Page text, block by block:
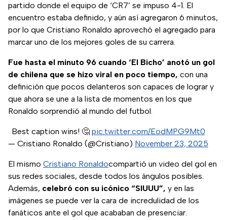
partido donde el equipo de ‘CR7’ se impuso 4-1. El
encuentro estaba definido, y aún así agregaron 6 minutos,
por lo que Cristiano Ronaldo aprovechó el agregado para
marcar uno de los mejores goles de su carrera.
Fue hasta el minuto 96 cuando ‘El Bicho’ anotó un gol
de chilena que se hizo viral en poco tiempo, con una
definición que pocos delanteros son capaces de lograr y
que ahora se une a la lista de momentos en los que
Ronaldo sorprendió al mundo del futbol.
Best caption wins! 🤔 pic.twitter.com/EodMPG9Mt0
— Cristiano Ronaldo (@Cristiano) November 23, 2025
El mismo Cristiano Ronaldocompartió un video del gol en
sus redes sociales, desde todos los ángulos posibles.
Además, celebró con su icónico “SIUUU”, y en las
imágenes se puede ver la cara de incredulidad de los
fanáticos ante el gol que acababan de presenciar.